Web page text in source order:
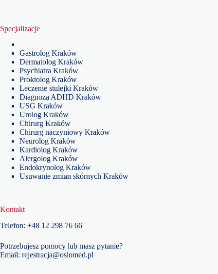
Specjalizacje
Gastrolog Kraków
Dermatolog Kraków
Psychiatra Kraków
Proktolog Kraków
Leczenie stulejki Kraków
Diagnoza ADHD Kraków
USG Kraków
Urolog Kraków
Chirurg Kraków
Chirurg naczyniowy Kraków
Neurolog Kraków
Kardiolog Kraków
Alergolog Kraków
Endokrynolog Kraków
Usuwanie zmian skórnych Kraków
Kontakt
Telefon: +48 12 298 76 66
Potrzebujesz pomocy lub masz pytanie?
Email: rejestracja@oslomed.pl